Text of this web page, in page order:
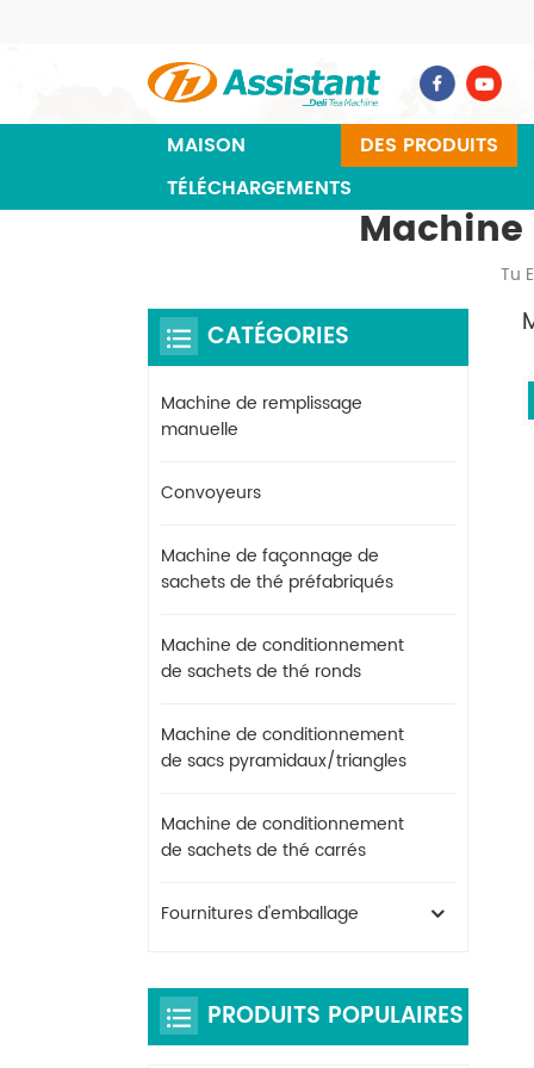
MAISON DES PRODUITS
TÉLÉCHARGEMENTS
Machine
Tu
CATÉGORIES
Machine de remplissage
manuelle
Convoyeurs
Machine de façonnage de
sachets de thé préfabriqués
Machine de conditionnement
de sachets de thé ronds
Machine de conditionnement
de sacs pyramidaux/triangles
Machine de conditionnement
de sachets de thé carrés
Fournitures d'emballage
PRODUITS POPULAIRES